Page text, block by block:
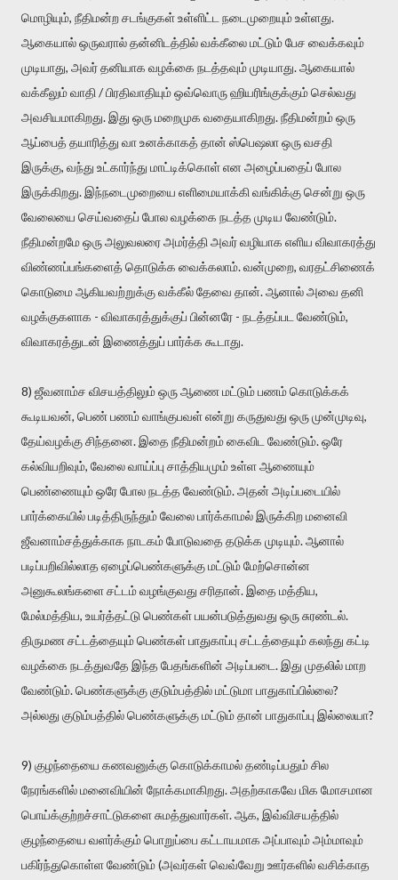
மொழியும், நீதிமன்ற சடங்குகள் உள்ளிட்ட நடைமுறையும் உள்ளது.
ஆகையால் ஒருவரால் தன்னிடத்தில் வக்கீலை மட்டும் பேச வைக்கவும்
முடியாது, அவர் தனியாக வழக்கை நடத்தவும் முடியாது. ஆகையால்
வக்கீலும் வாதி / பிரதிவாதியும் ஒவ்வொரு ஹியரிங்குக்கும் செல்வது
அவசியமாகிறது. இது ஒரு மறைமுக வதையாகிறது. நீதிமன்றம் ஒரு
ஆப்பைத் தயாரித்து வா உனக்காகத் தான் ஸ்பெஷலா ஒரு வசதி
இருக்கு, வந்து உட்கார்ந்து மாட்டிக்கொள் என அழைப்பதைப் போல
இருக்கிறது. இந்நடைமுறையை எளிமையாக்கி வங்கிக்கு சென்று ஒரு
வேலையை செய்வதைப் போல வழக்கை நடத்த முடிய வேண்டும்.
நீதிமன்றமே ஒரு அலுவலரை அமர்த்தி அவர் வழியாக எளிய விவாகரத்து
விண்ணப்பங்களைத் தொடுக்க வைக்கலாம். வன்முறை, வரதட்சிணைக்
கொடுமை ஆகியவற்றுக்கு வக்கீல் தேவை தான். ஆனால் அவை தனி
வழக்குகளாக - விவாகரத்துக்குப் பின்னரே - நடத்தப்பட வேண்டும்,
விவாகரத்துடன் இணைத்துப் பார்க்க கூடாது.
8) ஜீவனாம்ச விசயத்திலும் ஒரு ஆணை மட்டும் பணம் கொடுக்கக்
கூடியவன், பெண் பணம் வாங்குபவள் என்று கருதுவது ஒரு முன்முடிவு,
தேய்வழக்கு சிந்தனை. இதை நீதிமன்றம் கைவிட வேண்டும். ஒரே
கல்வியறிவும், வேலை வாய்ப்பு சாத்தியமும் உள்ள ஆணையும்
பெண்ணையும் ஒரே போல நடத்த வேண்டும். அதன் அடிப்படையில்
பார்க்கையில் படித்திருந்தும் வேலை பார்க்காமல் இருக்கிற மனைவி
ஜீவனாம்சத்துக்காக நாடகம் போடுவதை தடுக்க முடியும். ஆனால்
படிப்பறிவில்லாத ஏழைப்பெண்களுக்கு மட்டும் மேற்சொன்ன
அனுகூலங்களை சட்டம் வழங்குவது சரிதான். இதை மத்திய,
மேல்மத்திய, உயர்த்தட்டு பெண்கள் பயன்படுத்துவது ஒரு சுரண்டல்.
திருமண சட்டத்தையும் பெண்கள் பாதுகாப்பு சட்டத்தையும் கலந்து கட்டி
வழக்கை நடத்துவதே இந்த பேதங்களின் அடிப்படை. இது முதலில் மாற
வேண்டும். பெண்களுக்கு குடும்பத்தில் மட்டுமா பாதுகாப்பில்லை?
அல்லது குடும்பத்தில் பெண்களுக்கு மட்டும் தான் பாதுகாப்பு இல்லையா?
9) குழந்தையை கணவனுக்கு கொடுக்காமல் தண்டிப்பதும் சில
நேரங்களில் மனைவியின் நோக்கமாகிறது. அதற்காகவே மிக மோசமான
பொய்க்குற்றச்சாட்டுகளை சுமத்துவார்கள். ஆக, இவ்விசயத்தில்
குழந்தையை வளர்க்கும் பொறுப்பை கட்டாயமாக அப்பாவும் அம்மாவும்
பகிர்ந்துகொள்ள வேண்டும் (அவர்கள் வெவ்வேறு ஊர்களில் வசிக்காத